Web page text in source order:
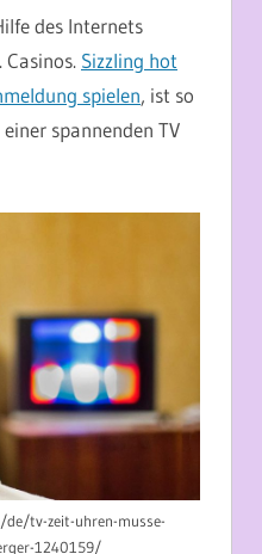
des Internets
Casinos. Sizzling hot
spielen, ist so
spannenden TV
tv-zeit-uhren-musse-
1240159/